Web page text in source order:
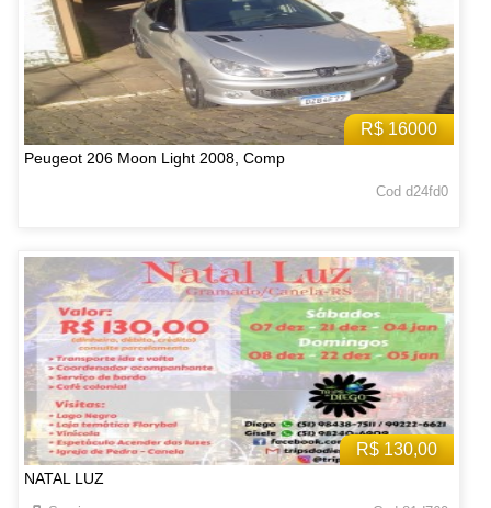
R$ 16000
Peugeot 206 Moon Light 2008, Comp
Cod d24fd0
R$ 130,00
NATAL LUZ